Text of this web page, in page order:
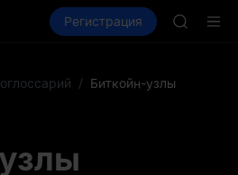
Рынки Спот Фьючерсы
Регистрация
SKYAI
/ Биткойн-узлы